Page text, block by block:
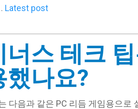
Latest post
너스 테크
했나요?
다음과 같은 PC 리듬 게임용으로